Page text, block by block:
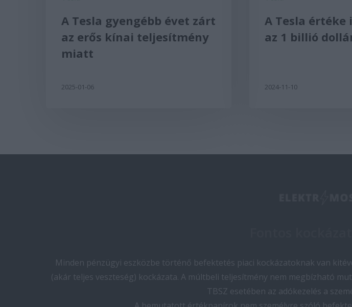
A Tesla gyengébb évet zárt
az erős kínai teljesítmény
miatt
2025-01-06
A Tesla értéke
az 1 billió
2024-11-10
Minden pénzügyi eszközbe történő befektetés piaci kockázatoknak van
(akár teljes veszteség) kockázata. A múltbeli teljesítmény nem megbízható
TBSZ esetében az adókezelés a